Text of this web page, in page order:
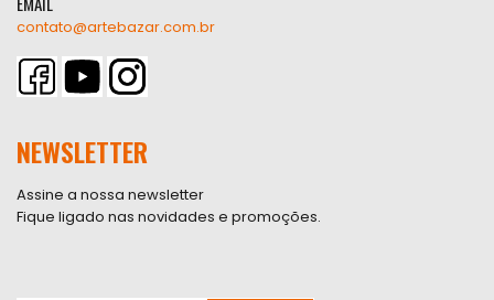
contato@artebazar.com.br
NEWSLETTER
Assine a nossa newsletter
Fique ligado nas novidades e promoções.